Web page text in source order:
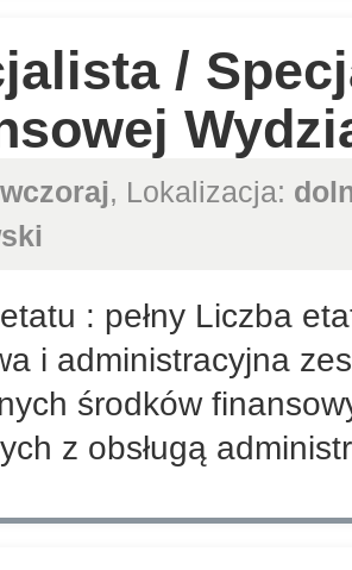
/
wczoraj, Lokalizacja:
: pełny Liczba
i administracyjna
środków
z obsługą